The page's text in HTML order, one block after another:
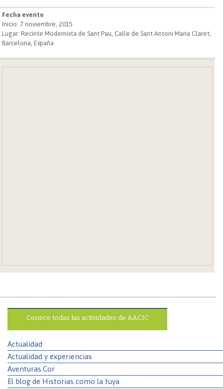
Fecha evento
Inicio: 7 noviembre, 2015
Lugar: Recinte Modernista de Sant Pau, Calle de Sant Antoni Maria Claret,
Barcelona, España
Conoce todas las actividades de AACIC
Actualidad
Actualidad y experiencias
Aventuras.Cor
El blog de Historias como la tuya